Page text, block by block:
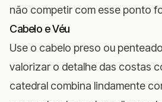
não competir com esse ponto
Cabelo e Véu
Use o cabelo preso ou
valorizar o detalhe das costas
catedral combina lindamente